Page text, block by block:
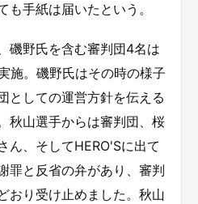
も手紙は届いたという。
磯野氏を含む審判団4名は
施。磯野氏はその時の様子
としての運営方針を伝える
秋山選手からは審判団、桜
ん、そしてHERO'Sに出て
罪と反省の弁があり、審判
おり受け止めました。秋山